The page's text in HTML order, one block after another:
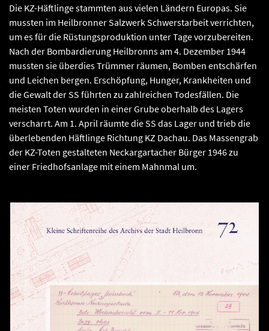
Die KZ-Häftlinge stammten aus vielen Ländern Europas. Sie
mussten im Heilbronner Salzwerk Schwerstarbeit verrichten,
um es für die Rüstungsproduktion unter Tage vorzubereiten.
Nach der Bombardierung Heilbronns am 4. Dezember 1944
mussten sie überdies Trümmer räumen, Bomben entschärfen
und Leichen bergen. Erschöpfung, Hunger, Krankheiten und
die Gewalt der SS führten zu zahlreichen Todesfällen. Die
meisten Toten wurden in einer Grube oberhalb des Lagers
verscharrt. Am 1. April räumte die SS das Lager und trieb die
überlebenden Häftlinge Richtung KZ Dachau. Das Massengrab
der KZ-Toten gestalteten Neckargartacher Bürger 1946 zu
einer Friedhofsanlage mit einem Mahnmal um.